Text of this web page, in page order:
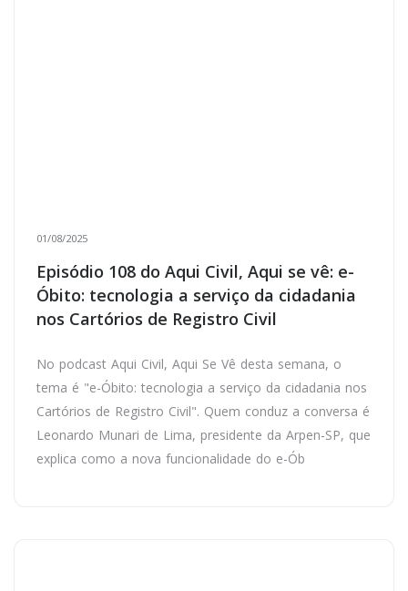
01/08/2025
Episódio 108 do Aqui Civil, Aqui se vê: e-
Óbito: tecnologia a serviço da cidadania
nos Cartórios de Registro Civil
No podcast Aqui Civil, Aqui Se Vê desta semana, o
tema é "e-Óbito: tecnologia a serviço da cidadania nos
Cartórios de Registro Civil". Quem conduz a conversa é
Leonardo Munari de Lima, presidente da Arpen-SP, que
explica como a nova funcionalidade do e-Ób